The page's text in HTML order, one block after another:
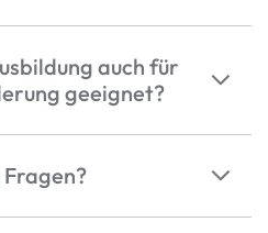
auch für
geeignet?